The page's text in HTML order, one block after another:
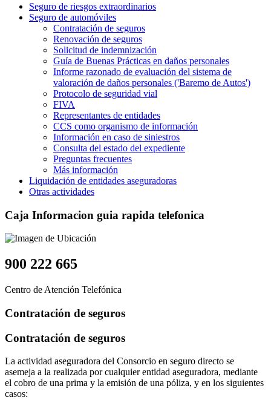
Seguro de riesgos extraordinarios
Seguro de automóviles
Contratación de seguros
Renovación de seguros
Solicitud de indemnización
Guía de Buenas Prácticas en daños personales
Informe razonado de evaluación del sistema de
valoración de daños personales ('Baremo de Autos')
Protocolo de seguridad vial
FIVA
Representantes de entidades
CCS como organismo de información
Información en caso de siniestros
Consulta del estado del expediente
Preguntas frecuentes
Más información
Liquidación de entidades aseguradoras
Otras actividades
Caja Informacion guia rapida telefonica
900 222 665
Centro de Atención Telefónica
Contratación de seguros
Contratación de seguros
La actividad aseguradora del Consorcio en seguro directo se
asemeja a la realizada por cualquier entidad aseguradora, mediante
el cobro de una prima y la emisión de una póliza, y en los siguientes
casos: